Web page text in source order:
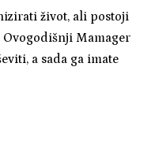
život, ali postoji
Ovogodišnji Mamager
a sada ga imate